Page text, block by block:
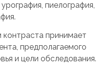
пиелография,
принимает
предполагаемого
и цели обследования.